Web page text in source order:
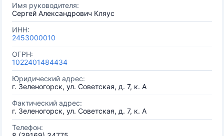
Имя руководителя:
Сергей Александрович Кляус
ИНН:
2453000010
ОГРН:
1022401484434
Юридический адрес:
г. Зеленогорск, ул. Советская, д. 7, к. А
Фактический адрес:
г. Зеленогорск, ул. Советская, д. 7, к. А
Телефон: